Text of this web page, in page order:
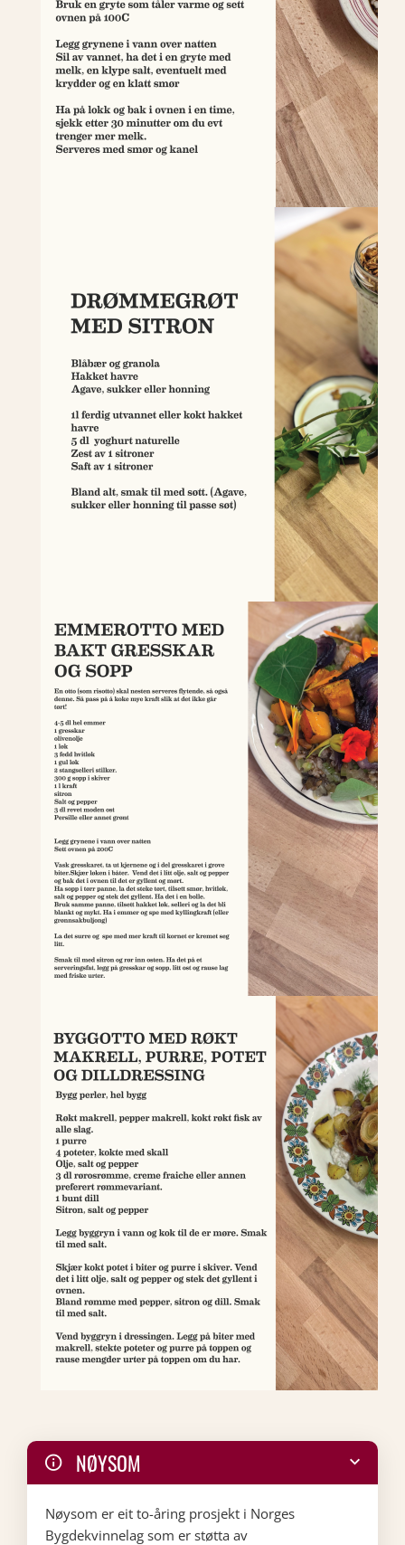
NØYSOM
Nøysom er eit to-åring prosjekt i Norges
Bygdekvinnelag som er støtta av